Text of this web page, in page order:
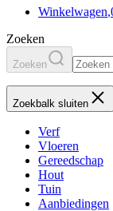
Winkelwagen,
Zoeken
Zoeken
Zoekbalk sluiten
Verf
Vloeren
Gereedschap
Hout
Tuin
Aanbiedingen